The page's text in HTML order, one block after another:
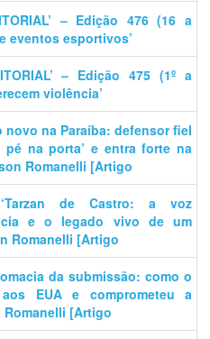
– Edição 476 (16 a
eventos esportivos’
– Edição 475 (1º a
violência’
novo na Paraíba: defensor fiel
pé na porta’ e entra forte na
Romanelli [Artigo
de Castro: a voz
e o legado vivo de um
Romanelli [Artigo
da submissão: como o
EUA e comprometeu a
Romanelli [Artigo